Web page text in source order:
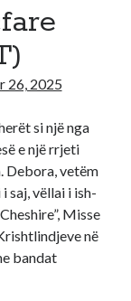
26, 2025
si një nga
e një rrjeti
Debora, vetëm
saj, vëllai i ish-
Misse
në
bandat